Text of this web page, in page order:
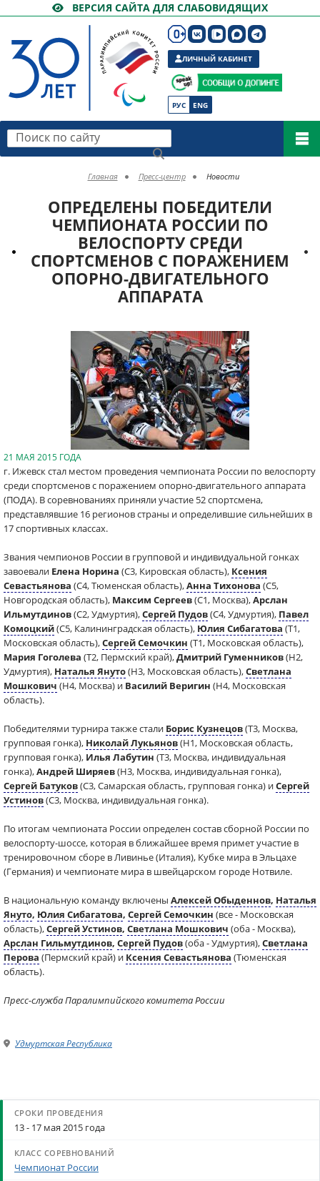
ВЕРСИЯ САЙТА ДЛЯ СЛАБОВИДЯЩИХ
РУС ENG
ЛИЧНЫЙ КАБИНЕТ
Поиск по сайту
Главная Пресс-центр Новости
ОПРЕДЕЛЕНЫ ПОБЕДИТЕЛИ
ЧЕМПИОНАТА РОССИИ ПО
ВЕЛОСПОРТУ СРЕДИ
СПОРТСМЕНОВ С ПОРАЖЕНИЕМ
ОПОРНО-ДВИГАТЕЛЬНОГО
АППАРАТА
21 МАЯ 2015 ГОДА
г. Ижевск стал местом проведения чемпионата России по велоспорту
среди спортсменов с поражением опорно-двигательного аппарата
(ПОДА). В соревнованиях приняли участие 52 спортсмена,
представлявшие 16 регионов страны и определившие сильнейших в
17 спортивных классах.
Звания чемпионов России в групповой и индивидуальной гонках
завоевали Елена Норина (С3, Кировская область), Ксения
Севастьянова (С4, Тюменская область),Анна Тихонова (С5,
Новгородская область), Максим Сергеев(С1, Москва),Арслан
Ильмутдинов(С2, Удмуртия),Сергей Пудов(С4, Удмуртия), Павел
Комоцкий(С5, Калининградская область), Юлия Сибагатова (Т1,
Московская область),Сергей Семочкин (Т1, Московская область),
Мария Гоголева (Т2, Пермский край),Дмитрий Гуменников(Н2,
Удмуртия), Наталья Януто(Н3, Московская область),Светлана
Мошкович (Н4, Москва) и Василий Веригин (Н4, Московская
область).
Победителями турнира также стали Борис Кузнецов(Т3, Москва,
групповая гонка), Николай Лукьянов(Н1, Московская область,
групповая гонка), Илья Лабутин (Т3, Москва, индивидуальная
гонка),Андрей Ширяев(Н3, Москва, индивидуальная гонка),
Сергей Батуков(С3, Самарская область, групповая гонка) иСергей
Устинов(С3, Москва, индивидуальная гонка).
По итогам чемпионата России определен состав сборной России по
велоспорту-шоссе, которая в ближайшее время примет участие в
тренировочном сборе в Ливинье (Италия), Кубке мира в Эльцахе
(Германия) и чемпионате мира в швейцарском городе Нотвиле.
В национальную команду включены Алексей Обыденнов, Наталья
Януто, Юлия Сибагатова, Сергей Семочкин (все - Московская
область),Сергей Устинов, Светлана Мошкович (оба - Москва),
Арслан Гильмутдинов, Сергей Пудов(оба - Удмуртия),Светлана
Перова (Пермский край) и Ксения Севастьянова (Тюменская
область).
Пресс-служба Паралимпийского комитета России
Удмуртская Республика
13 - 17 мая 2015 года
Чемпионат России